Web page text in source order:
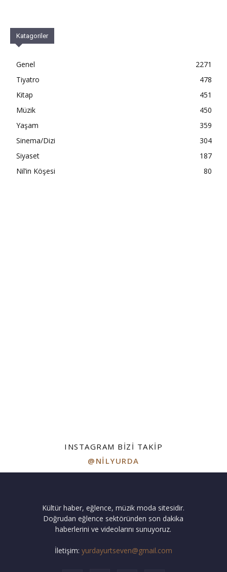
Katagoriler
Genel
2271
Tiyatro
478
Kitap
451
Müzik
450
Yaşam
359
Sinema/Dizi
304
Siyaset
187
Nil’in Köşesi
80
INSTAGRAM BIZI TAKIP
@NILYURDA
Kültür haber, eğlence, müzik moda sitesidir.
Doğrudan eğlence sektöründen son dakika
haberlerini ve videolarını sunuyoruz.
İletişim: yurdayurtseven@gmail.com